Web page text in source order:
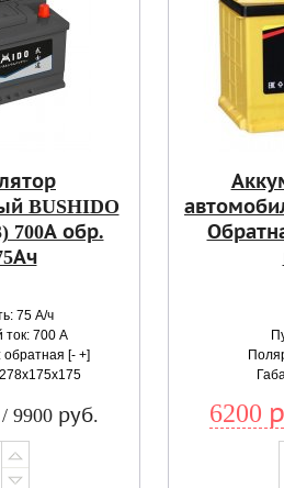
BUSHIDO
700А обр.
75 А/ч
ток: 700 А
обратная [- +]
/ 9900 руб. 6200